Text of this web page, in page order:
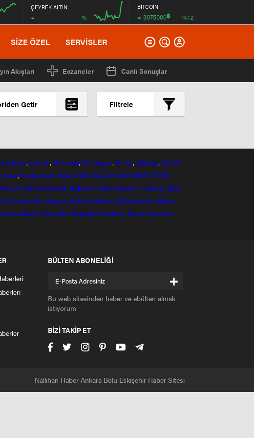
ÇEYREK ALTIN
%
BİTCOİN
3075000฿ %1.2
SİZE ÖZEL SERVİSLER
Akışları Eczaneler Canlı Sonuçlar
Getir Filtrele
En yeniler
En eskiler
Çankaya, Çubuk, Elmadağ, Etimesgut, Evren, Gölbaşı, Güdül,
,Yenimahalle NALLIHAN NALLIHAN HABER SİTESİ
NALLIHANHASHABER Nallihan nallihanhasber Ankara Haber
Ankarahaber Beyparı Haber Nallıhan Nalıhanhaber Memur
Sarıveliler Başyayla Karaman Basın Karaman
BÜLTEN ABONELİĞİ
+
Bu web sitesinden haber ve ebülten almak
istiyorum
BİZİ TAKİP ET
Nallıhan Haber Ankara Bolu Eskişehir Haber Sitesi